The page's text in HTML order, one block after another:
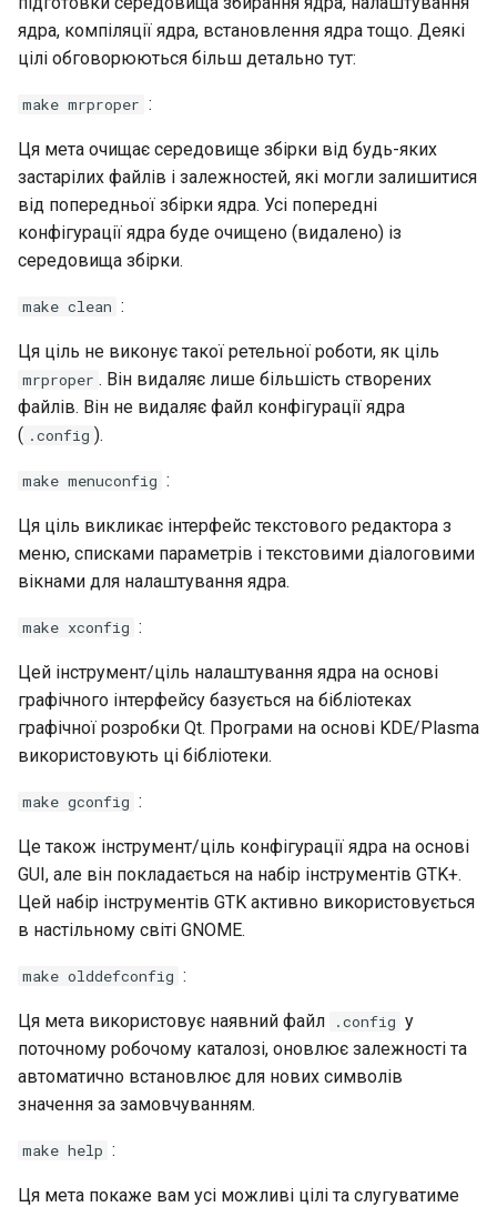
ядра, компіляції ядра, встановлення ядра тощо. Деякі
цілі обговорюються більш детально тут:
make mrproper :
Ця мета очищає середовище збірки від будь-яких
застарілих файлів і залежностей, які могли залишитися
від попередньої збірки ядра. Усі попередні
конфігурації ядра буде очищено (видалено) із
середовища збірки.
make clean :
Ця ціль не виконує такої ретельної роботи, як ціль
mrproper . Він видаляє лише більшість створених
файлів. Він не видаляє файл конфігурації ядра
( .config ).
make menuconfig :
Ця ціль викликає інтерфейс текстового редактора з
меню, списками параметрів і текстовими діалоговими
вікнами для налаштування ядра.
make xconfig :
Цей інструмент/ціль налаштування ядра на основі
графічного інтерфейсу базується на бібліотеках
графічної розробки Qt. Програми на основі KDE/Plasma
використовують ці бібліотеки.
make gconfig :
Це також інструмент/ціль конфігурації ядра на основі
GUI, але він покладається на набір інструментів GTK+.
Цей набір інструментів GTK активно використовується
в настільному світі GNOME.
make olddefconfig :
Ця мета використовує наявний файл .config у
поточному робочому каталозі, оновлює залежності та
автоматично встановлює для нових символів
значення за замовчуванням.
make help :
Ця мета покаже вам усі можливі цілі та слугуватиме